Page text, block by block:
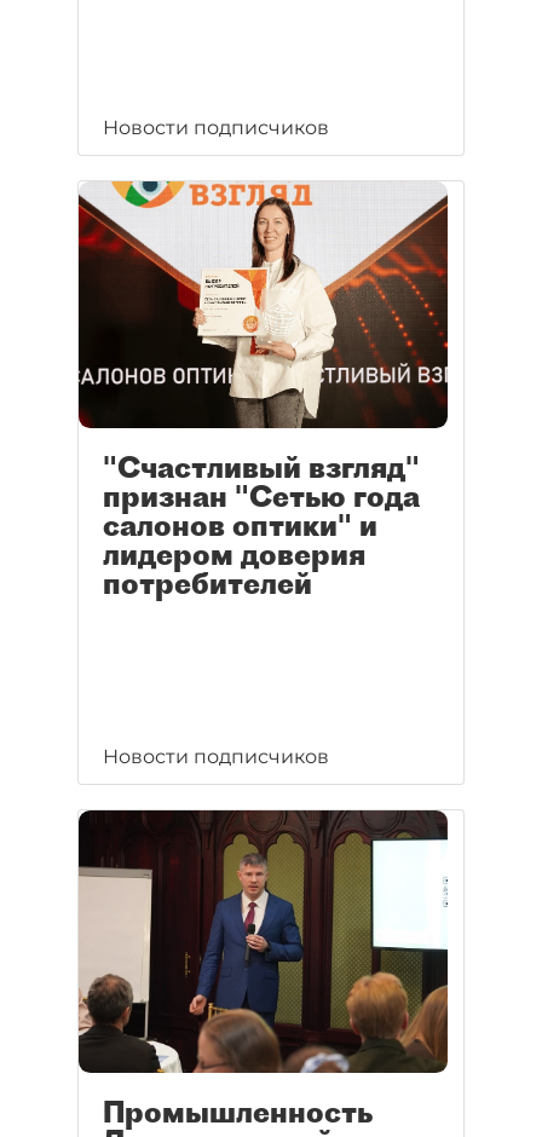
Новости подписчиков
"Счастливый взгляд"
признан "Сетью года
салонов оптики" и
лидером доверия
потребителей
Новости подписчиков
Промышленность